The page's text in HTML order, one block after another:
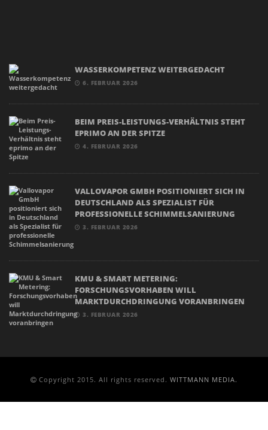
WASSERKOMPETENZ WEITERGEDACHT
6. FEBRUAR 2026
BEIM PREIS-LEISTUNGS-VERHÄLTNIS STEHT
EPRIMO AN DER SPITZE
4. FEBRUAR 2026
VALLOVAPOR GMBH POSITIONIERT SICH IN
DEUTSCHLAND ALS SPEZIALIST FÜR
PROFESSIONELLE SCHIMMELSANIERUNG
3. FEBRUAR 2026
KMU & SMART METERING:
FORSCHUNGSVORHABEN WILL
MARKTDURCHDRINGUNG VORANBRINGEN
3. FEBRUAR 2026
Copyright 2015. All rights reserved. WITTMANN MEDIA.